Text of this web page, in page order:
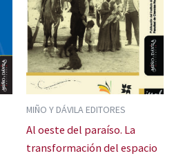
MIÑO Y DÁVILA EDITORES
Al oeste del paraíso. La
transformación del espacio